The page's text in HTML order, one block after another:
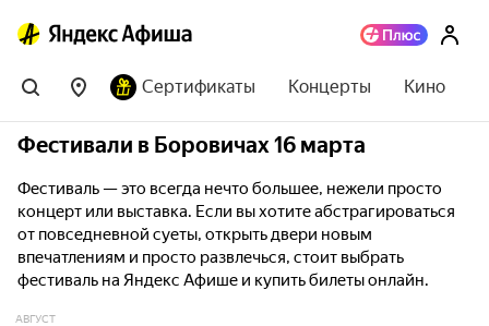
Сертификаты Концерты Кино
Фестивали в Боровичах 16 марта
Фестиваль — это всегда нечто большее, нежели просто
концерт или выставка. Если вы хотите абстрагироваться
от повседневной суеты, открыть двери новым
впечатлениям и просто развлечься, стоит выбрать
фестиваль на Яндекс Афише и купить билеты онлайн.
АВГУСТ